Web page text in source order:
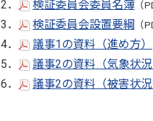
2． 検証委員会委員名簿 （
3． 検証委員会設置要綱 （
4． 議事1の資料（進め方）
5． 議事2の資料（気象状況
6． 議事2の資料（被害状況